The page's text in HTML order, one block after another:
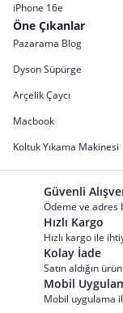
iPhone 16e
Öne Çıkanlar
Pazarama Blog
Dyson Süpürge
Arçelik Çaycı
Macbook
Koltuk Yıkama Makinesi
Güvenli
Ödeme ve adres
Hızlı Kargo
Hızlı kargo ile
Kolay İade
Satın aldığın
Mobil
Mobil uygulama